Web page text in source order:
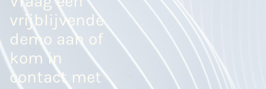
vrijblijvende
demo aan of
kom in
contact met